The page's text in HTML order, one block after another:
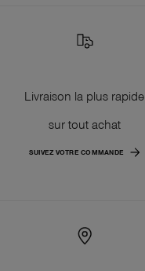
Livraison la plus rapide
sur tout achat
SUIVEZ VOTRE COMMANDE